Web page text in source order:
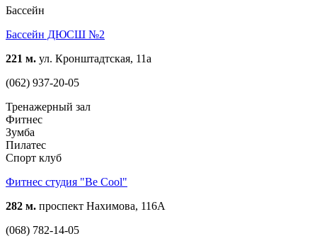
Бассейн
Бассейн ДЮСШ №2
221 м. ул. Кронштадтская, 11а
(062) 937-20-05
Тренажерный зал
Фитнес
Зумба
Пилатес
Спорт клуб
Фитнес студия "Be Cool"
282 м. проспект Нахимова, 116А
(068) 782-14-05